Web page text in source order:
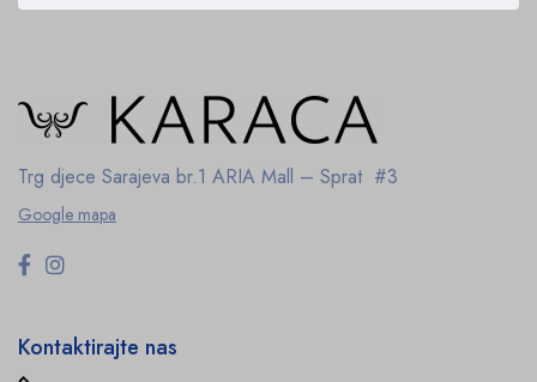
Trg djece Sarajeva br.1 ARIA Mall – Sprat #3
Google mapa
Kontaktirajte nas